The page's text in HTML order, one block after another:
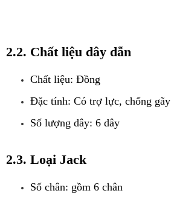
2.2. Chất liệu dây dẫn
Chất liệu: Đồng
Đặc tính: Có trợ lực, chống gãy
Số lượng dây: 6 dây
2.3. Loại Jack
Số chân: gồm 6 chân